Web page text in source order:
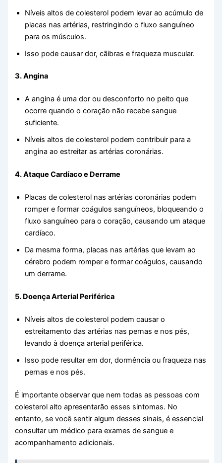
Níveis altos de colesterol podem levar ao acúmulo de
placas nas artérias, restringindo o fluxo sanguíneo
para os músculos.
Isso pode causar dor, cãibras e fraqueza muscular.
3. Angina
A angina é uma dor ou desconforto no peito que
ocorre quando o coração não recebe sangue
suficiente.
Níveis altos de colesterol podem contribuir para a
angina ao estreitar as artérias coronárias.
4. Ataque Cardíaco e Derrame
Placas de colesterol nas artérias coronárias podem
romper e formar coágulos sanguíneos, bloqueando o
fluxo sanguíneo para o coração, causando um ataque
cardíaco.
Da mesma forma, placas nas artérias que levam ao
cérebro podem romper e formar coágulos, causando
um derrame.
5. Doença Arterial Periférica
Níveis altos de colesterol podem causar o
estreitamento das artérias nas pernas e nos pés,
levando à doença arterial periférica.
Isso pode resultar em dor, dormência ou fraqueza nas
pernas e nos pés.
É importante observar que nem todas as pessoas com
colesterol alto apresentarão esses sintomas. No
entanto, se você sentir algum desses sinais, é essencial
consultar um médico para exames de sangue e
acompanhamento adicionais.